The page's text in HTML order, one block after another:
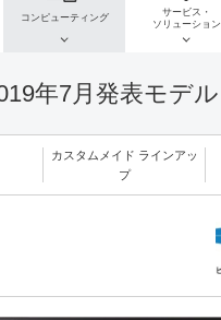
コンピューティング
サービス・
ソリューション
年7月発表モデル
カスタムメイド ラインアッ
プ